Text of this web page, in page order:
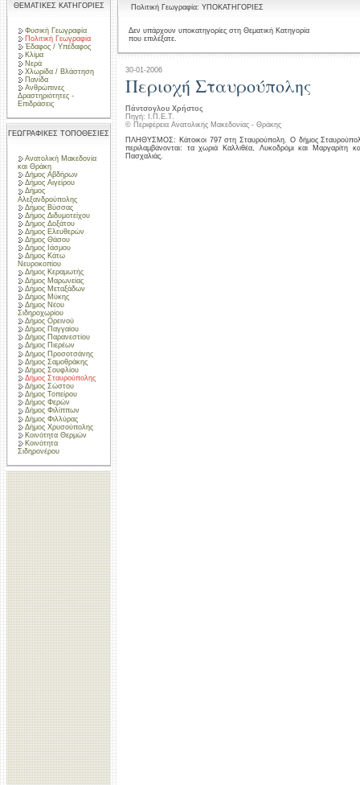
ΘΕΜΑΤΙΚΕΣ ΚΑΤΗΓΟΡΙΕΣ
Φυσική Γεωγραφία
Πολιτική Γεωγραφία
Έδαφος / Υπέδαφος
Κλίμα
Νερά
Χλωρίδα / Βλάστηση
Πανίδα
Ανθρώπινες
Δραστηριότητες -
Επιδράσεις
ΓΕΩΓΡΑΦΙΚΕΣ ΤΟΠΟΘΕΣΙΕΣ
Ανατολική Μακεδονία
και Θράκη
Δήμος Αβδήρων
Δήμος Αιγείρου
Δήμος
Αλεξανδρούπολης
Δήμος Βύσσας
Δήμος Διδυμοτείχου
Δήμος Δοξάτου
Δήμος Ελευθερών
Δήμος Θάσου
Δήμος Ιάσμου
Δήμος Κάτω
Νευροκοπίου
Δήμος Κεραμωτής
Δήμος Μαρωνείας
Δήμος Μεταξάδων
Δήμος Μύκης
Δήμος Νέου
Σιδηροχωρίου
Δήμος Ορεινού
Δήμος Παγγαίου
Δήμος Παρανεστίου
Δήμος Πιερέων
Δήμος Προσοτσάνης
Δήμος Σαμοθράκης
Δήμος Σουφλίου
Δήμος Σταυρούπολης
Δήμος Σώστου
Δήμος Τοπείρου
Δήμος Φερών
Δήμος Φιλίππων
Δήμος Φιλλύρας
Δήμος Χρυσούπολης
Κοινότητα Θερμών
Κοινότητα
Σιδηρονέρου
Πολιτική Γεωγραφία: ΥΠΟΚΑΤΗΓΟΡΙΕΣ
Δεν υπάρχουν υποκατηγορίες στη Θεματική Κατηγορία
που επιλέξατε.
30-01-2006
Περιοχή Σταυρούπολης
Πάντσογλου Χρήστος
Πηγή: Ι.Π.Ε.Τ.
© Περιφέρεια Ανατολικής Μακεδονίας - Θράκης
ΠΛΗΘΥΣΜΟΣ: Κάτοικοι 797 στη Σταυρούπολη. Ο δήμος
περιλαμβάνονται: τα χωριά Καλλιθέα, Λυκοδρόμι και
Πασχαλιάς.